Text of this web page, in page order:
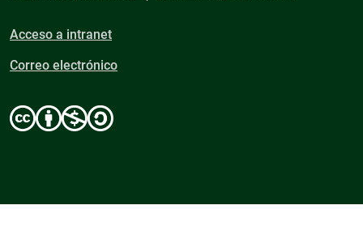
Acceso a intranet
Correo electrónico